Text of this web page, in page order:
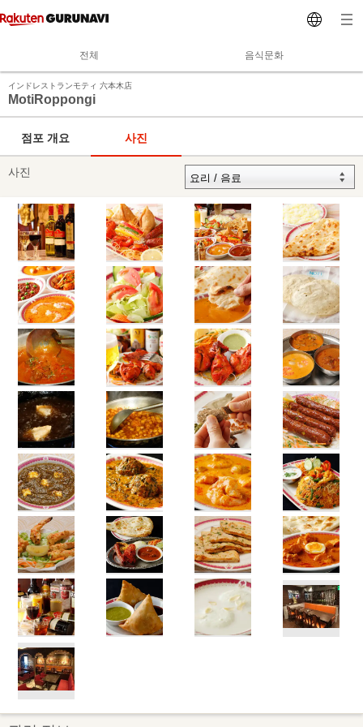
전체 음식문화
インドレストランモティ 六本木店
MotiRoppongi
점포 개요 사진
사진